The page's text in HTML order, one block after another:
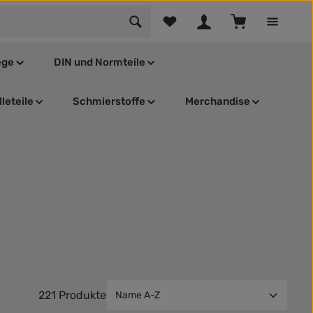
Du hast 0 Produkte auf dem
DIN und Normteile
Schmierstoffe Merchandise
221 Produkte